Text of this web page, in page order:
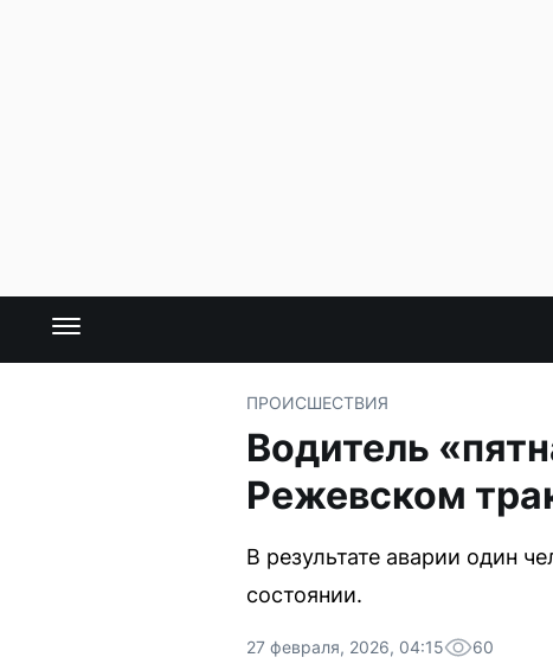
ПРОИСШЕСТВИЯ
Водитель
Режевском
В результате аварии один
состоянии.
27 февраля, 2026, 04:15 60